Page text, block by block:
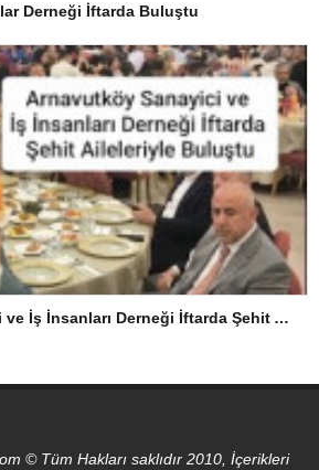
Derneği İftarda Buluştu
Arnavutköy Sanayici ve İş İnsanları Derneği İftarda Şehit Aileleriyle Buluştu
© Tüm Hakları saklıdır 2010, İçerikleri